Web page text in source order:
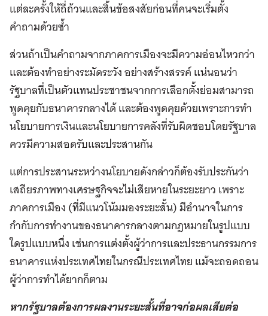
แต่ละครั้งให้ถี่ถ้วนและสิ้นข้อสงสัยก่อนที่คนจะเริ่มตั้ง
คำถามด้วยซ้ำ
ส่วนถ้าเป็นคำถามจากภาคการเมืองจะมีความอ่อนไหวกว่า
และต้องทำอย่างระมัดระวัง อย่างสร้างสรรค์ แน่นอนว่า
รัฐบาลที่เป็นตัวแทนประชาชนจากการเลือกตั้งย่อมสามารถ
พูดคุยกับธนาคารกลางได้ และต้องพูดคุยด้วยเพราะการทำ
นโยบายการเงินและนโยบายการคลังที่รับผิดชอบโดยรัฐบาล
ควรมีความสอดรับและประสานกัน
แต่การประสานระหว่างนโยบายดังกล่าวก็ต้องรับประกันว่า
เสถียรภาพทางเศรษฐกิจจะไม่เสียหายในระยะยาว เพราะ
ภาคการเมือง (ที่มีแนวโน้มมองระยะสั้น) มีอำนาจในการ
กำกับการทำงานของธนาคารกลางตามกฎหมายในรูปแบบ
ใดรูปแบบหนึ่ง เช่นการแต่งตั้งผู้ว่าการและประธานกรรมการ
ธนาคารแห่งประเทศไทยในกรณีประเทศไทย แม้จะถอดถอน
ผู้ว่าการทำได้ยากก็ตาม
หากรัฐบาลต้องการผลงานระยะสั้นที่อาจก่อผลเสียต่อ